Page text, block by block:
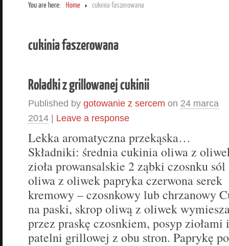
You are here: Home cukinia faszerowana
cukinia faszerowana
Roladki z grillowanej cukinii
Published by gotowanie z sercem on 24 marca
2014 | Leave a response
Lekka aromatyczna przekąska…
Składniki: średnia cukinia oliwa z
zioła prowansalskie 2 ząbki czosnku sól
oliwa z oliwek papryka czerwona serek
kremowy – czosnkowy lub chrzanowy
na paski, skrop oliwą z oliwek
przez praskę czosnkiem, posyp
patelni grillowej z obu stron. Paprykę